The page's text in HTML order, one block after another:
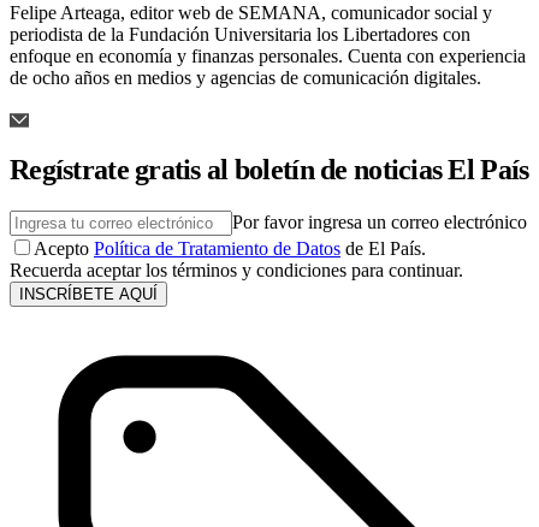
Felipe Arteaga, editor web de SEMANA, comunicador social y
periodista de la Fundación Universitaria los Libertadores con
enfoque en economía y finanzas personales. Cuenta con experiencia
de ocho años en medios y agencias de comunicación digitales.
Regístrate gratis al boletín de noticias El País
Por favor ingresa un correo electrónico
Acepto Política de Tratamiento de Datos de El País.
Recuerda aceptar los términos y condiciones para continuar.
INSCRÍBETE AQUÍ